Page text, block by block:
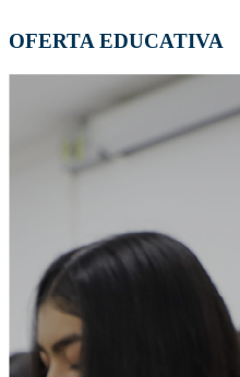
OFERTA EDUCATIVA